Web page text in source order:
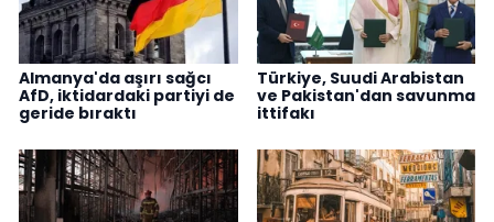
Almanya'da aşırı sağcı
AfD, iktidardaki partiyi de
geride bıraktı
Türkiye, Suudi Arabistan
ve Pakistan'dan savunma
ittifakı